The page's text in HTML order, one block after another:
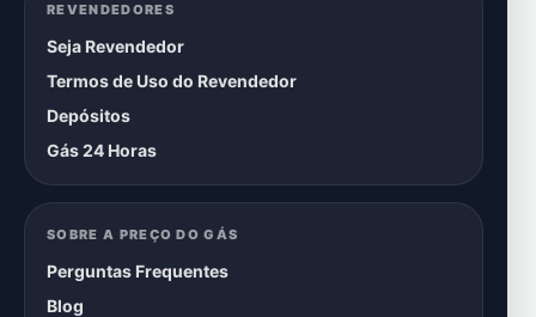
REVENDEDORES
Seja Revendedor
Termos de Uso do Revendedor
Depósitos
Gás 24 Horas
SOBRE A PREÇO DO GÁS
Perguntas Frequentes
Blog